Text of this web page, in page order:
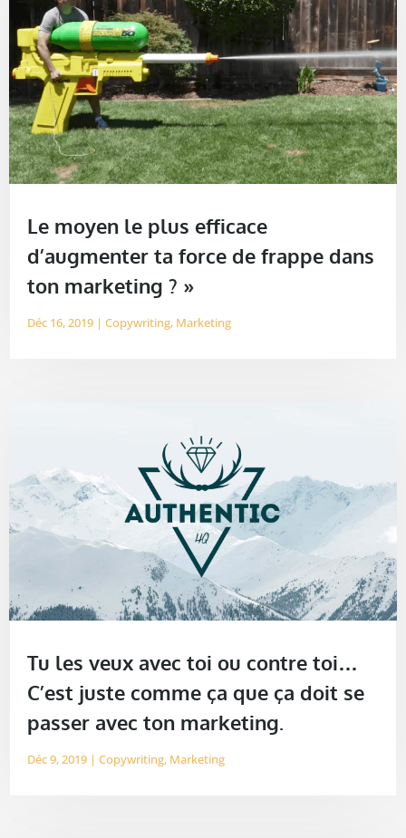
Le moyen le plus efficace
d’augmenter ta force de frappe dans
ton marketing ? »
Déc 16, 2019 |Copywriting, Marketing
Tu les veux avec toi ou contre toi…
C’est juste comme ça que ça doit se
passer avec ton marketing.
Déc 9, 2019 |Copywriting, Marketing